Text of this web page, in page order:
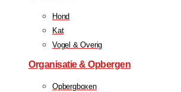
Hond
Kat
Vogel & Overig
Organisatie & Opbergen
Opbergboxen